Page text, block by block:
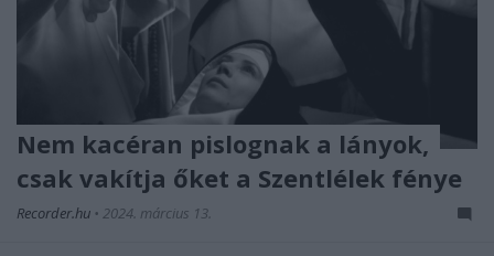
Nem kacéran pislognak a lányok,
csak vakítja őket a Szentlélek fénye
Recorder.hu • 2024. március 13.